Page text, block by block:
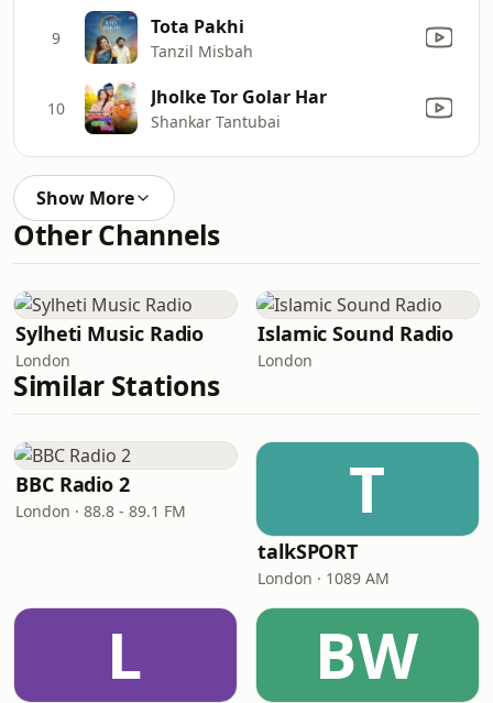
9 Tota Pakhi
Tanzil Misbah
10 Jholke Tor Golar Har
Shankar Tantubai
Show More
Other Channels
Sylheti Music Radio
London
Islamic Sound Radio
London
Similar Stations
BBC Radio 2
London · 88.8 - 89.1 FM T
talkSPORT
London · 1089 AM
L BW